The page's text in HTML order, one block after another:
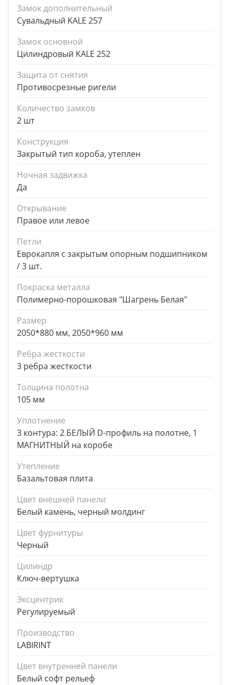
Замок дополнительный
Сувальдный KALE 257
Замок основной
Цилиндровый KALE 252
Защита от снятия
Противосрезные ригели
Количество замков
2 шт
Конструкция
Закрытый тип короба, утеплен
Ночная задвижка
Да
Открывание
Правое или левое
Петли
Еврокапля с закрытым опорным подшипником
/ 3 шт.
Покраска металла
Полимерно-порошковая "Шагрень Белая"
Размер
2050*880 мм, 2050*960 мм
Ребра жесткости
3 ребра жесткости
Толщина полотна
105 мм
Уплотнение
3 контура: 2 БЕЛЫЙ D-профиль на полотне, 1
МАГНИТНЫЙ на коробе
Утепление
Базальтовая плита
Цвет внешней панели
Белый камень, черный молдинг
Цвет фурнитуры
Черный
Цилиндр
Ключ-вертушка
Эксцентрик
Регулируемый
Производство
LABIRINT
Цвет внутренней панели
Белый софт рельеф